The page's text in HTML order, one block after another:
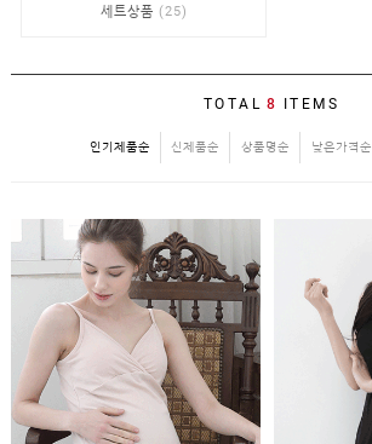
세트상품 (25)
TOTAL 8 ITEMS
인기제품순 신제품순 상품명순 낮은가격순
클리어런스
언더웨어
수유
브라
팬티
수유나시/
런닝
거들/
써포터
스타킹/
타이즈